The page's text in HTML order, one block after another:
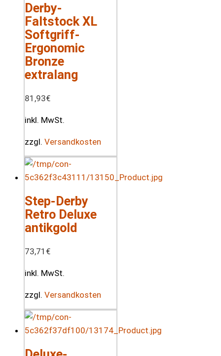
Derby-
Faltstock XL
Softgriff-
Ergonomic
Bronze
extralang
81,93€
inkl. MwSt.
zzgl. Versandkosten
Step-Derby
Retro Deluxe
antikgold
73,71 €
inkl. MwSt.
zzgl. Versandkosten